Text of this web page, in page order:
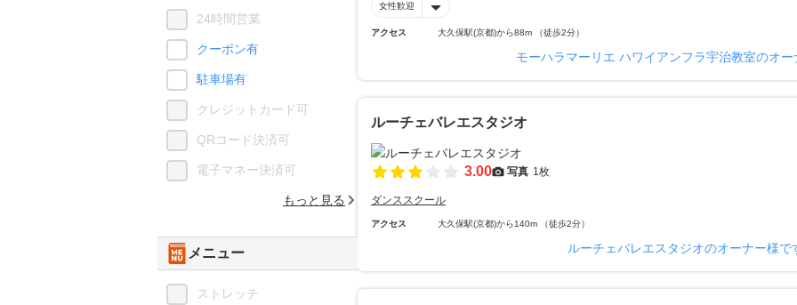
女性歓迎
アクセス 大久保駅(京都)から88m （徒歩2分）
モーハラマーリエ ハワイアンフラ宇治教室のオー
ルーチェバレエスタジオ
3.00 写真 1枚
ダンススクール
アクセス 大久保駅(京都)から140m （徒歩2分）
ルーチェバレエスタジオのオーナー様で
24時間営業
クーポン有
駐車場有
クレジットカード可
QRコード決済可
電子マネー決済可
もっと見る
メニュー
ストレッチ